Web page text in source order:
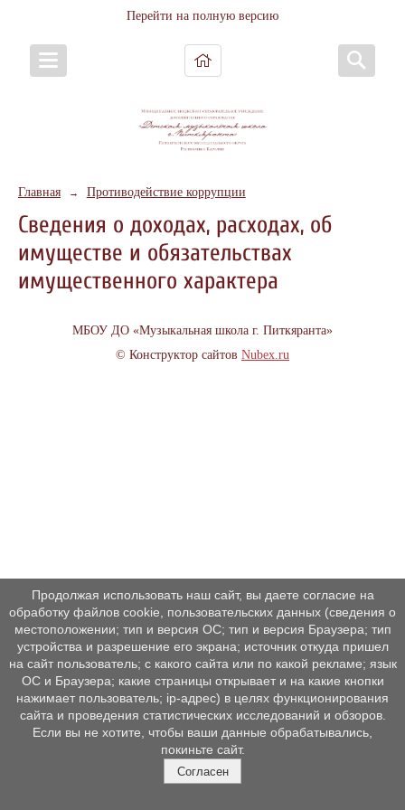
Перейти на полную версию
Главная → Противодействие коррупции
Сведения о доходах, расходах, об
имуществе и обязательствах
имущественного характера
МБОУ ДО «Музыкальная школа г. Питкяранта»
© Конструктор сайтов Nubex.ru
Продолжая использовать наш сайт, вы даете согласие на
обработку файлов cookie, пользовательских данных (сведения о
местоположении; тип и версия ОС; тип и версия Браузера; тип
устройства и разрешение его экрана; источник откуда пришел
на сайт пользователь; с какого сайта или по какой рекламе; язык
ОС и Браузера; какие страницы открывает и на какие кнопки
нажимает пользователь; ip-адрес) в целях функционирования
сайта и проведения статистических исследований и обзоров.
Если вы не хотите, чтобы ваши данные обрабатывались,
покиньте сайт.
Согласен